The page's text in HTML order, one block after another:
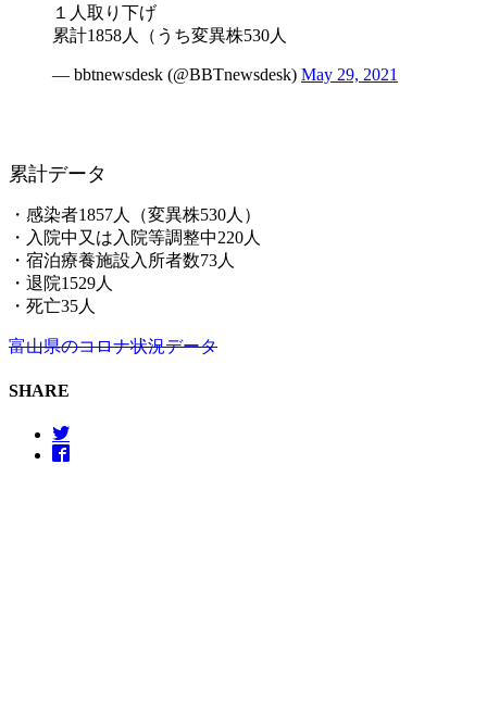
１人取り下げ
累計1858人（うち変異株530人
— bbtnewsdesk (@BBTnewsdesk) May 29, 2021
累計データ
・感染者1857人（変異株530人）
・入院中又は入院等調整中220人
・宿泊療養施設入所者数73人
・退院1529人
・死亡35人
富山県のコロナ状況データ
SHARE